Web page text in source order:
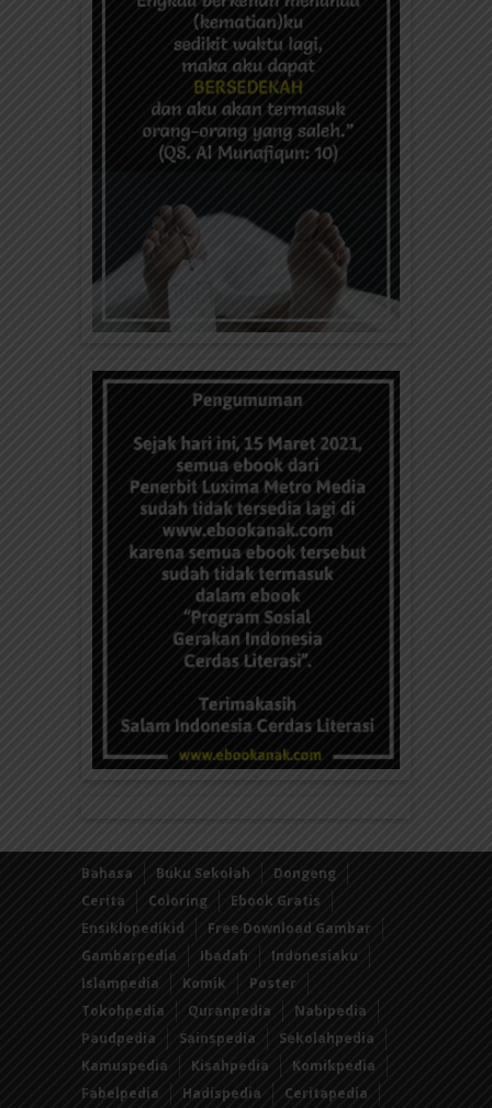
Bahasa Buku Sekolah
Dongeng
Cerita
Coloring
Ebook Gratis
Ensiklopedikid
Free Download Gambar
Gambarpedia
Ibadah
Indonesiaku
Islampedia
Komik
Poster
Tokohpedia
Quranpedia
Nabipedia
Paudpedia
Sainspedia
Sekolahpedia
Kamuspedia
Kisahpedia
Komikpedia
Fabelpedia
Hadispedia
Ceritapedia